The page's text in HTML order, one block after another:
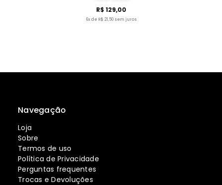
R$ 129,00
6x de R$ 21,50 sem juros
Navegação
Loja
Sobre
Termos de uso
Política de Privacidade
Perguntas frequentes
Trocas e Devoluções